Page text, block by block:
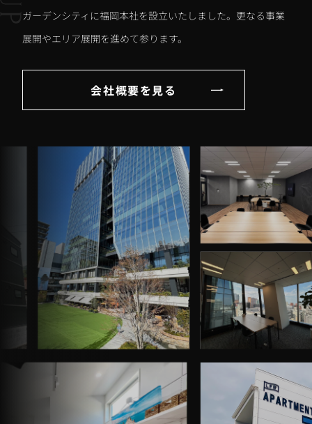
ガーデンシティに福岡本社を設立いたしました。更なる事業
展開やエリア展開を進めて参ります。
会社概要を見る